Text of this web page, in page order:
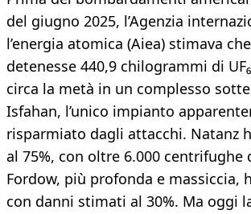
del giugno 2025, l’Agenzia
l’energia atomica (Aiea) stimava
detenesse 440,9 chilogrammi di
circa la metà in un complesso
Isfahan, l’unico impianto
risparmiato dagli attacchi. Natanz
al 75%, con oltre 6.000 centrifughe
Fordow, più profonda e massiccia,
con danni stimati al 30%. Ma oggi